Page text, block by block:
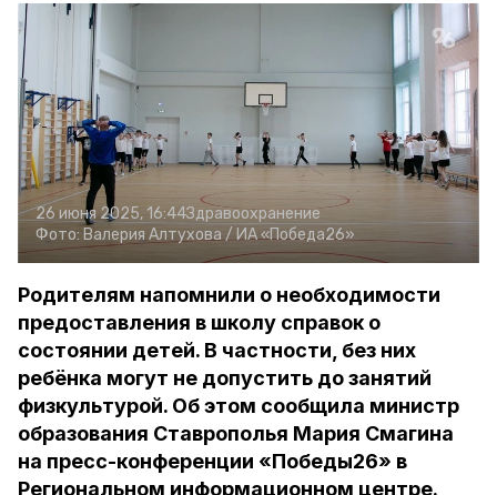
26 июня 2025, 16:44Здравоохранение
Фото: Валерия Алтухова / ИА «Победа26»
Родителям напомнили о необходимости
предоставления в школу справок о
состоянии детей. В частности, без них
ребёнка могут не допустить до занятий
физкультурой. Об этом сообщила министр
образования Ставрополья Мария Смагина
на пресс-конференции «Победы26» в
Региональном информационном центре.